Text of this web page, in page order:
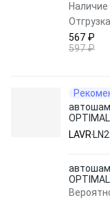
Наличие
Отгрузка
567 ₽
597 ₽
1.1 кг\
LAVR